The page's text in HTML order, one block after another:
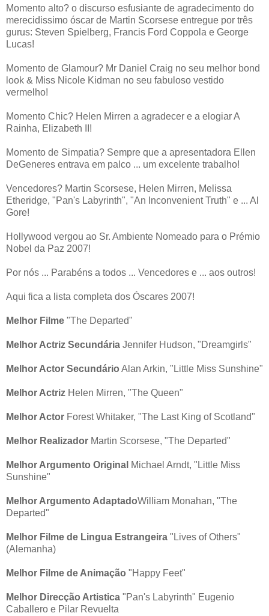
Momento alto? o discurso esfusiante de agradecimento do
merecidissimo óscar de Martin Scorsese entregue por três
gurus: Steven Spielberg, Francis Ford Coppola e George
Lucas!
Momento de Glamour? Mr Daniel Craig no seu melhor bond
look & Miss Nicole Kidman no seu fabuloso vestido
vermelho!
Momento Chic? Helen Mirren a agradecer e a elogiar A
Rainha, Elizabeth II!
Momento de Simpatia? Sempre que a apresentadora Ellen
DeGeneres entrava em palco ... um excelente trabalho!
Vencedores? Martin Scorsese, Helen Mirren, Melissa
Etheridge, "Pan's Labyrinth", "An Inconvenient Truth" e ... Al
Gore!
Hollywood vergou ao Sr. Ambiente Nomeado para o Prémio
Nobel da Paz 2007!
Por nós ... Parabéns a todos ... Vencedores e ... aos outros!
Aqui fica a lista completa dos Óscares 2007!
Melhor Filme "The Departed"
Melhor Actriz Secundária Jennifer Hudson, "Dreamgirls"
Melhor Actor Secundário Alan Arkin, "Little Miss Sunshine"
Melhor Actriz Helen Mirren, "The Queen"
Melhor Actor Forest Whitaker, "The Last King of Scotland"
Melhor Realizador Martin Scorsese, "The Departed"
Melhor Argumento Original Michael Arndt, "Little Miss
Sunshine"
Melhor Argumento AdaptadoWilliam Monahan, "The
Departed"
Melhor Filme de Lingua Estrangeira "Lives of Others"
(Alemanha)
Melhor Filme de Animação "Happy Feet"
Melhor Direcção Artistica "Pan's Labyrinth" Eugenio
Caballero e Pilar Revuelta